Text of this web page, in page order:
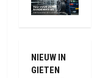
NIEUW IN
GIETEN